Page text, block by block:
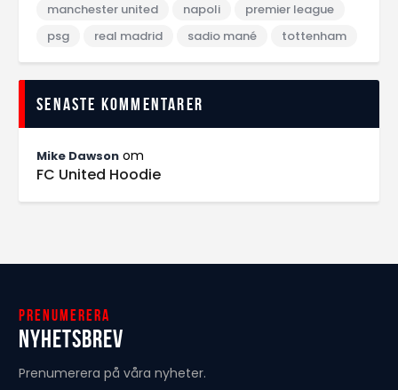
manchester united
napoli
premier league
psg
real madrid sadio mané tottenham
Senaste kommentarer
Mike Dawson om
FC United Hoodie
Prenumerera
Nyhetsbrev
Prenumerera på våra nyheter.